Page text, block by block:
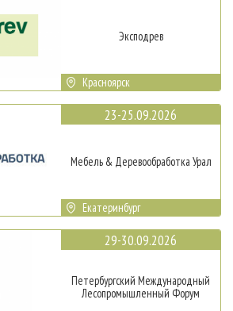
Эксподрев
Красноярск
23-25.09.2026
Мебель & Деревообработка Урал
Екатеринбург
29-30.09.2026
Петербургский Международный
Лесопромышленный Форум